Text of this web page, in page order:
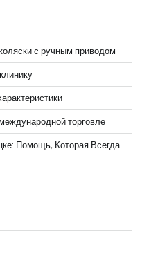
с ручным приводом
торговле
Помощь, Которая Всегда